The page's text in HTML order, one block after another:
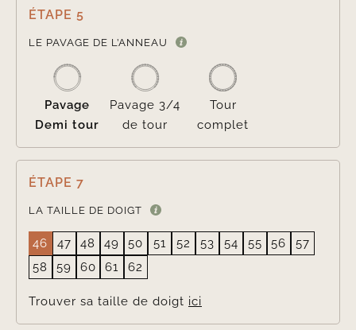
ÉTAPE 5
LE PAVAGE DE L’ANNEAU
Pavage
Demi tour
Pavage 3/4
de tour
Tour
complet
ÉTAPE 7
LA TAILLE DE DOIGT
46 47 48 49 50 51 52 53 54 55 56
57
58
59 60 61 62
Trouver sa taille de doigt ici